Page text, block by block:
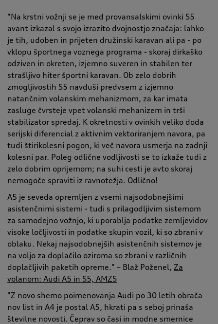
"Na krstni vožnji se je med provansalskimi ovinki S5
avant izkazal s svojo izrazito dvojnostjo značaja: lahko
je tih, udoben in prijeten družinski karavan ali pa - po
vklopu športnega voznega programa - skoraj dirkaško
odziven in okreten, izjemno suveren in stabilen ter
strašljivo hiter športni karavan. Ob zelo dobrih
zmogljivostih S5 navduši predvsem z izjemno
natančnim volanskim mehanizmom, za kar imata
zasluge čvrsteje vpet volanski mehanizem in trši
stabilizator spredaj. K okretnosti v ovinkih veliko doda
serijski diferencial z aktivnim vektoriranjem navora, pa
tudi štirikolesni pogon, ki več navora usmerja na zadnji
kolesni par. Poleg odlične vodljivosti se to izkaže tudi z
zelo dobrim oprijemom; na suhi cesti je avto skoraj
nemogoče spraviti iz ravnotežja. Odlično!
A5 je seveda opremljen z vsemi najsodobnejšimi
asistenčnimi sistemi - tudi s prilagodljivim sistemom
za samodejno vožnjo, ki uporablja podatke zemljevidov
visoke ločljivosti in podatke skupin vozil, ki so zbrani v
oblaku. Nekaj najsodobnejših asistenčnih sistemov je
na voljo za doplačilo oziroma so zbrani v različnih
doplačljivih paketih opreme." – Blaž Poženel, Za
volanom: Audi A5 in S5, AMZS
"Z novo shemo poimenovanja Audi po 30 letih obrača
nov list in A4 je postal A5, hkrati pa s seboj prinaša
številne novosti. Čeprav so časi in modne smernice